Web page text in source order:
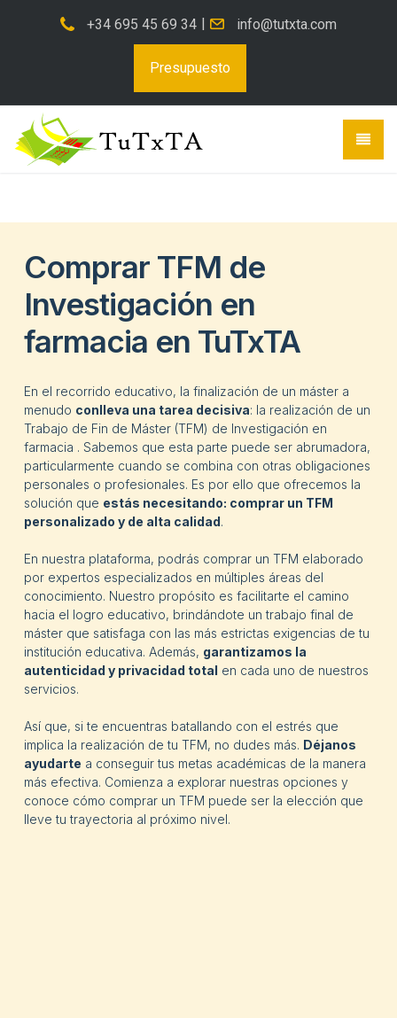
+34 695 45 69 34 | info@tutxta.com
Presupuesto
Edit this content, replacing it with the content you want to
generate. You can use {keywords} here too. Need help? Visit
https://www.wpzinc.com/documentation/tutxtacom/generate-
Comprar TFM de
Investigación en
farmacia en TuTxTA
En el recorrido educativo, la finalización de un máster a
menudo conlleva una tarea decisiva: la realización de un
Trabajo de Fin de Máster (TFM) de Investigación en
farmacia . Sabemos que esta parte puede ser abrumadora,
particularmente cuando se combina con otras obligaciones
personales o profesionales. Es por ello que ofrecemos la
solución que estás necesitando: comprar un TFM
personalizado y de alta calidad.
En nuestra plataforma, podrás comprar un TFM elaborado
por expertos especializados en múltiples áreas del
conocimiento. Nuestro propósito es facilitarte el camino
hacia el logro educativo, brindándote un trabajo final de
máster que satisfaga con las más estrictas exigencias de tu
institución educativa. Además, garantizamos la
autenticidad y privacidad total en cada uno de nuestros
servicios.
Así que, si te encuentras batallando con el estrés que
implica la realización de tu TFM, no dudes más. Déjanos
ayudarte a conseguir tus metas académicas de la manera
más efectiva. Comienza a explorar nuestras opciones y
conoce cómo comprar un TFM puede ser la elección que
lleve tu trayectoria al próximo nivel.